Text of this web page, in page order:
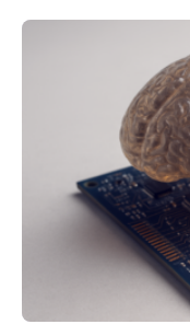
der Universität
der MindPort
Lösung zur
Avatare. Gen-
kosteneffiziente
erstellen.
Animation, bei der
und Mimik im